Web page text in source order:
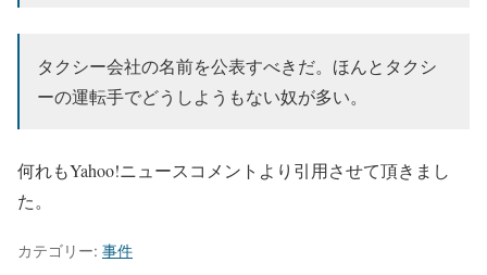
タクシー会社の名前を公表すべきだ。ほんとタクシ
ーの運転手でどうしようもない奴が多い。
何れもYahoo!ニュースコメントより引用させて頂きまし
た。
カテゴリー: 事件